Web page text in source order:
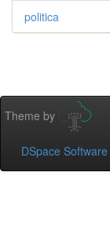
politica
Theme by
DSpace Software